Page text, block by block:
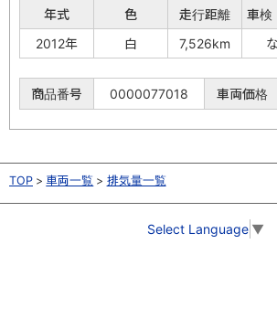
年式 色 走行距離 車検
2012年
白 7,526km
商品番号 0000077018 車両価格
TOP 車両一覧 排気量一覧
Select Language ▼